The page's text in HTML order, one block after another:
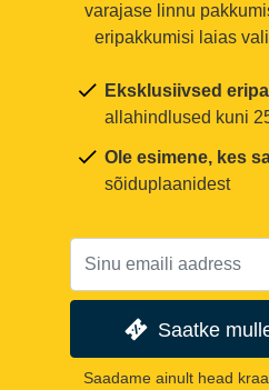
varajase linnu
eripakkumisi laias
Eksklusiivsed
allahindlused kuni
Ole esimene, kes
sõiduplaanidest
Saatke
Saadame ainult head